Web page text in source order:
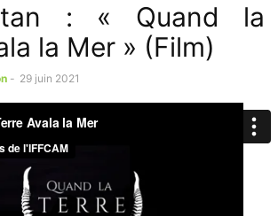
: « Quand la
la Mer » (Film)
- 29 juin 2021